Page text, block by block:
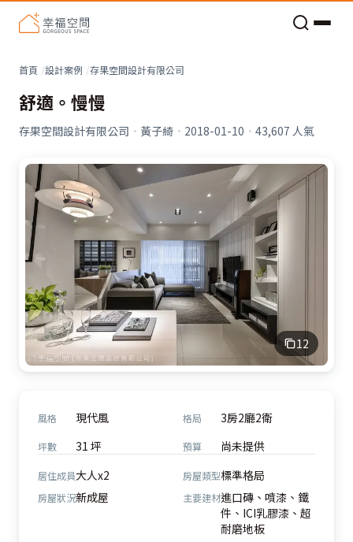
首頁 設計案例 存果空間設計有限公司
舒適。慢慢
存果空間設計有限公司 · 黃子綺 · 2018-01-10 · 43,607 人氣
12
風格 現代風 格局 3房2廳2衛
坪數 31 坪 預算 尚未提供
居住成員大人x2 房屋類型標準格局
房屋狀況新成屋 主要建材進口磚、噴漆、鐵
件、ICI乳膠漆、超
耐磨地板